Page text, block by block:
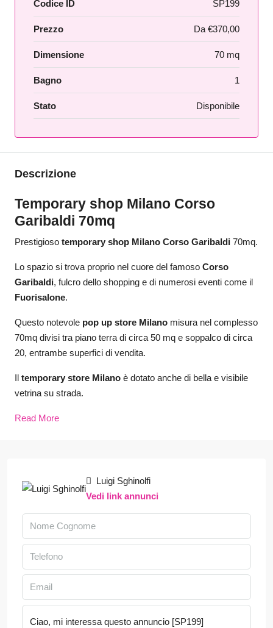
Codice ID SP199
Prezzo Da €370,00
Dimensione 70 mq
Bagno 1
Stato Disponibile
Descrizione
Temporary shop Milano Corso
Garibaldi 70mq
Prestigioso temporary shop Milano Corso Garibaldi 70mq.
Lo spazio si trova proprio nel cuore del famoso Corso
Garibaldi, fulcro dello shopping e di numerosi eventi come il
Fuorisalone.
Questo notevole pop up store Milano misura nel complesso
70mq divisi tra piano terra di circa 50 mq e soppalco di circa
20, entrambe superfici di vendita.
Il temporary store Milano è dotato anche di bella e visibile
vetrina su strada.
Read More
Luigi Sghinolfi
Vedi link annunci